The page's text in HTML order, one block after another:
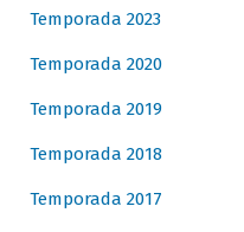
Temporada 2023
Temporada 2020
Temporada 2019
Temporada 2018
Temporada 2017